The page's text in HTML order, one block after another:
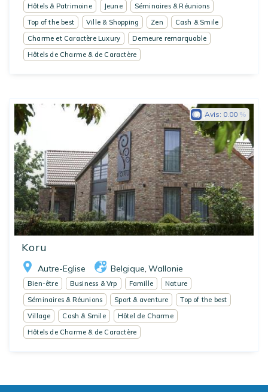
Hôtels & Patrimoine
Jeune
Séminaires & Réunions
Top of the best
Ville & Shopping Zen
Cash & Smile
Charme et Caractère Luxury
Demeure remarquable
Hôtels de Charme & de Caractère
Koru
Autre-Eglise Belgique Wallonie
Avis: 0.00
Bien-être Business & Vrp Famille
Nature
Séminaires & Réunions
Sport & aventure
Top of the best
Village
Cash & Smile
Hôtel de Charme
Hôtels de Charme & de Caractère